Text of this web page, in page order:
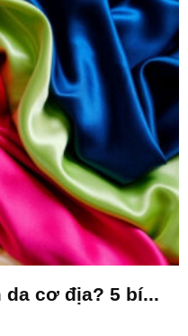
da cơ địa? 5 bí...